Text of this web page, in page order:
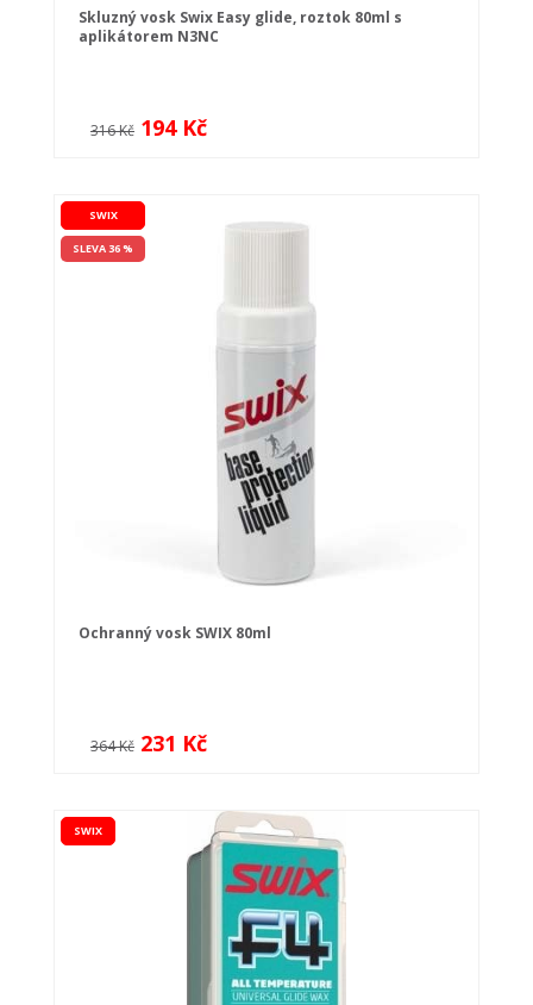
Skluzný vosk Swix Easy glide, roztok 80ml s
aplikátorem N3NC
316 Kč 194 Kč
SWIX
SLEVA 36 %
Ochranný vosk SWIX 80ml
364 Kč 231 Kč
SWIX